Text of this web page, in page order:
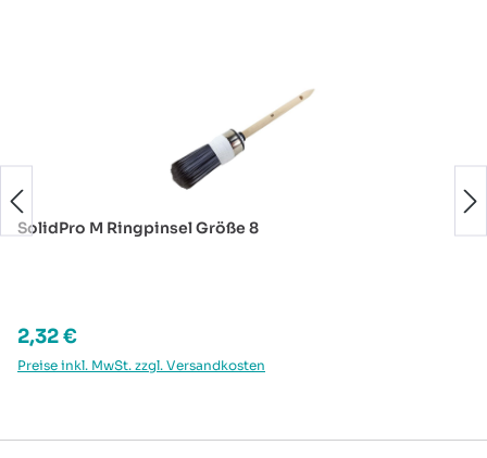
SolidPro M Ringpinsel Größe 8
Regulärer Preis:
2,32 €
Preise inkl. MwSt. zzgl. Versandkosten